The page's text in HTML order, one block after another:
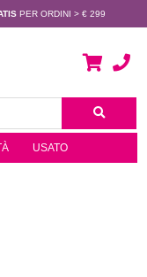
PER ORDINI > € 299
USATO